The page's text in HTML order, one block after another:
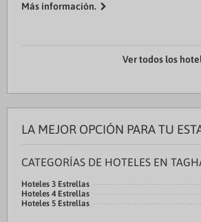
Tazegzout. Además, este apartotel de ...
Más información.
Ver todos los
LA MEJOR OPCIÓN PARA TU
CATEGORÍAS DE HOTELES EN
Hoteles 3 Estrellas
Hoteles 4 Estrellas
Hoteles 5 Estrellas